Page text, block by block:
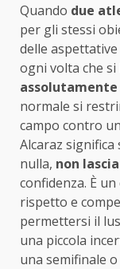
Quando due
per gli stessi
delle
ogni volta che
normale si
campo contro
Alcaraz
nulla, non
confidenza. È
rispetto e
permettersi il
una piccola
una semifinale